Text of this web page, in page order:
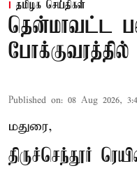
தமிழக செய்திகள்
தென்மாவட்ட
போக்குவரத்தில்
Published on: 08 Aug 2026,
மதுரை,
திருச்செந்தூர்